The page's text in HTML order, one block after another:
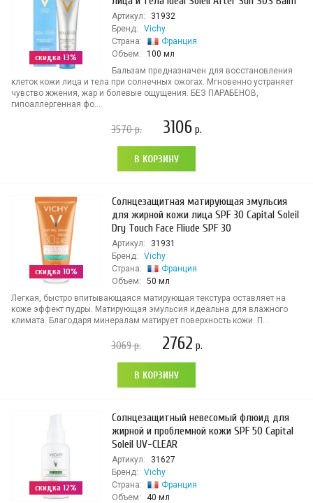
скидка 13%
Артикул:
31932
Бренд:
Vichy
Страна:
Франция
Объем:
100 мл
Бальзам предназначен для восстановления
клеток кожи лица и тела при солнечных ожогах. Мгновенно устраняет
чувство жжения, жар и болевые ощущения. БЕЗ ПАРАБЕНОВ,
гипоаллергенная фо...
3570р. 3106 р.
В КОРЗИНУ
скидка 10%
Солнцезащитная матирующая эмульсия
для жирной кожи лица SPF 30 Capital Soleil
Dry Touch Face Fliude SPF 30
Артикул:
31931
Бренд:
Vichy
Страна:
Франция
Объем:
50 мл
Легкая, быстро впитывающаяся матирующая текстура оставляет на
коже эффект пудры. Матирующая эмульсия идеальна для влажного
климата. Благодаря минералам матирует поверхность кожи. П...
3069р. 2762 р.
В КОРЗИНУ
скидка 12%
Солнцезащитный невесомый флюид для
жирной и проблемной кожи SPF 50 Capital
Soleil UV-CLEAR
Артикул:
31627
Бренд:
Vichy
Страна:
Франция
Объем:
40 мл